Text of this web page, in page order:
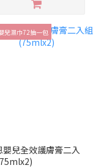
兒濕巾72抽一包
嬰兒全效護膚膏二入